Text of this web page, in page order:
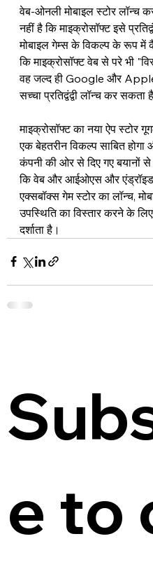
वेब-ओनली मोबाइल स्टोर लॉन्च
नहीं है कि माइक्रोसॉफ्ट इसे
मोबाइल गेम्स के विकल्प के रूप में
कि माइक्रोसॉफ्ट वेब से परे भी
वह जल्द ही Google और
सच्चा प्रतिद्वंद्वी लॉन्च कर सकता
माइक्रोसॉफ्ट का नया ऐप स्टोर
एक बेहतरीन विकल्प साबित
कंपनी की ओर से दिए गए बयानों
कि वेब और आईओएस और एंड्रॉइड
एक्सबॉक्स गेम स्टोर का लॉन्च,
उपस्थिति का विस्तार करने के
दर्शाता है।
e to